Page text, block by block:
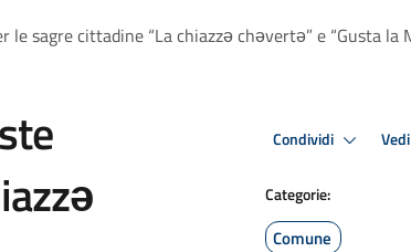
sagre cittadine “La chiazzə chəvertə” e “Gusta la
Condividi
Categorie:
Comune